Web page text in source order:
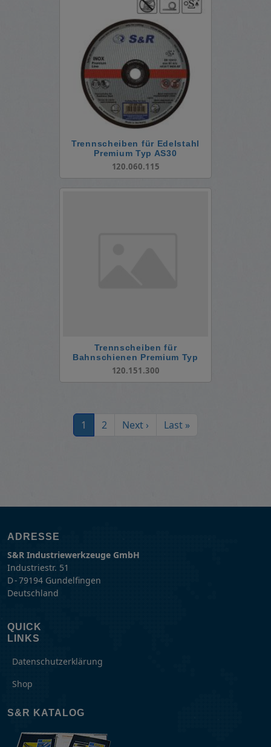
Trennscheiben für Edelstahl
Premium Typ AS30
120.060.115
Trennscheiben für
Bahnschienen Premium Typ
AS24R Bahn
120.151.300
Seitennummerierung
Aktuelle Seite
1 Page
2 Nächste Seite
Next › Letzte Seite
Last »
ADRESSE
S&R Industriewerkzeuge GmbH
Industriestr. 51
D - 79194 Gundelfingen
Deutschland
QUICK
LINKS
Datenschutzerklärung
Shop
S&R KATALOG